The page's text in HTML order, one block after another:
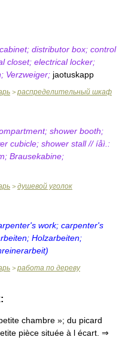
distributor box; control
closet; electrical locker;
Verzweiger; jaotuskapp
> распределительный шкаф
shower booth;
cubicle; shower stall // íåì.:
Brausekabine;
> душевой уголок
work; carpenter's
Holzarbeiten;
> работа по дереву
chambre »; du picard
pièce située à l écart. ⇒